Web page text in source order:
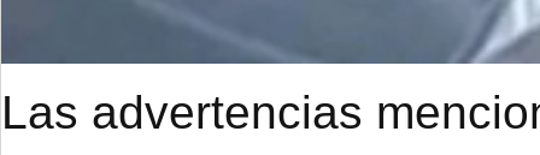
Las advertencias